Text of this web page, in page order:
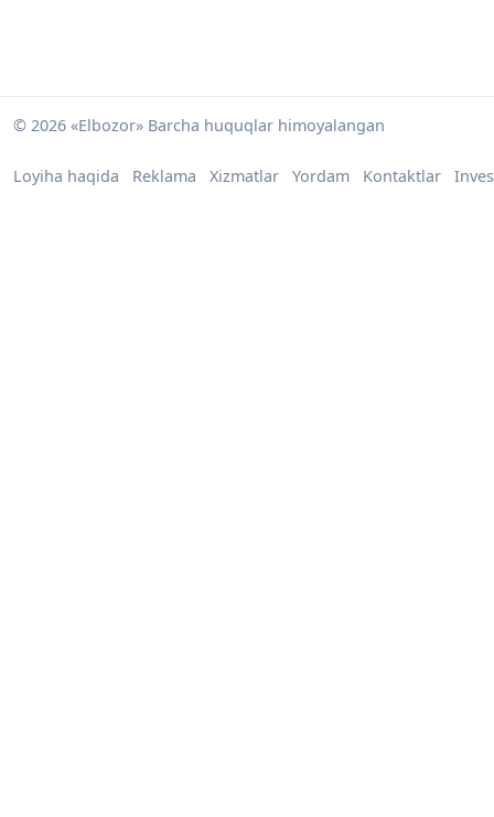
© 2026 «Elbozor» Barcha huquqlar himoyalangan
Loyiha haqida Reklama Xizmatlar Yordam Kontaktlar